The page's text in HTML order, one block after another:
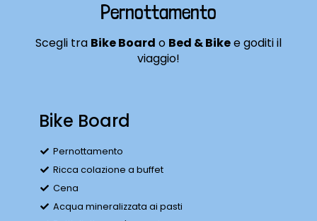
Pernottamento
Scegli tra Bike Board o Bed & Bikee goditi il
viaggio!
Bike Board
Pernottamento
Ricca colazione a buffet
Cena
Acqua mineralizzata ai pasti